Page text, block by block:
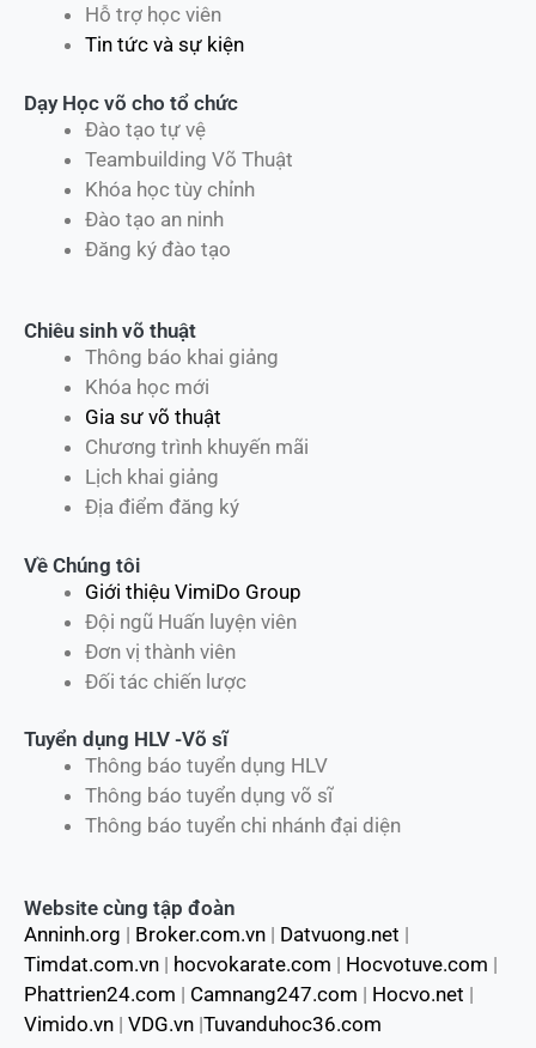
Hỗ trợ học viên
Tin tức và sự kiện
Dạy Học võ cho tổ chức
Đào tạo tự vệ
Teambuilding Võ Thuật
Khóa học tùy chỉnh
Đào tạo an ninh
Đăng ký đào tạo
Chiêu sinh võ thuật
Thông báo khai giảng
Khóa học mới
Gia sư võ thuật
Chương trình khuyến mãi
Lịch khai giảng
Địa điểm đăng ký
Về Chúng tôi
Giới thiệu VimiDo Group
Đội ngũ Huấn luyện viên
Đơn vị thành viên
Đối tác chiến lược
Tuyển dụng HLV -Võ sĩ
Thông báo tuyển dụng HLV
Thông báo tuyển dụng võ sĩ
Thông báo tuyển chi nhánh đại diện
Website cùng tập đoàn
Anninh.org | Broker.com.vn | Datvuong.net |
Timdat.com.vn | hocvokarate.com | Hocvotuve.com |
Phattrien24.com | Camnang247.com | Hocvo.net |
Vimido.vn | VDG.vn |Tuvanduhoc36.com